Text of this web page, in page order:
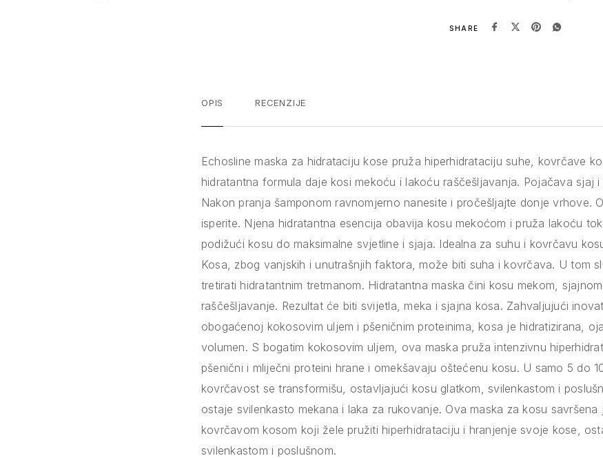
SHARE
OPIS RECENZIJE
Echosline maska za hidrataciju kose pruža hiperhidrataciju suhe, kovrčave
hidratantna formula daje kosi mekoću i lakoću raščešljavanja. Pojačava sjaj i
Nakon pranja šamponom ravnomjerno nanesite i pročešljajte donje vrhove.
isperite. Njena hidratantna esencija obavija kosu mekoćom i pruža lakoću
podižući kosu do maksimalne svjetline i sjaja. Idealna za suhu i kovrčavu
Kosa, zbog vanjskih i unutrašnjih faktora, može biti suha i kovrčava. U tom
tretirati hidratantnim tretmanom. Hidratantna maska čini kosu mekom,
raščešljavanje. Rezultat će biti svijetla, meka i sjajna kosa. Zahvaljujući
obogaćenoj kokosovim uljem i pšeničnim proteinima, kosa je hidratizirana,
volumen. S bogatim kokosovim uljem, ova maska pruža intenzivnu
pšenični i mliječni proteini hrane i omekšavaju oštećenu kosu. U samo 5 do
kovrčavost se transformišu, ostavljajući kosu glatkom, svilenkastom i
ostaje svilenkasto mekana i laka za rukovanje. Ova maska za kosu savršena
kovrčavom kosom koji žele pružiti hiperhidrataciju i hranjenje svoje kose,
svilenkastom i poslušnom.